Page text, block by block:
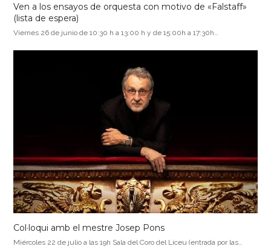
Ven a los ensayos de orquesta con motivo de «Falstaff»
(lista de espera)
Viernes 26 de junio de 10:30 h a 13:00 h y de 15:00h a 17:30h…
Col·loqui amb el mestre Josep Pons
Miércoles 22 de julio a las 19h Sala del Coro del Liceu (entrada por las…